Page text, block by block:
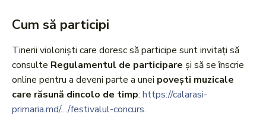
Cum să participi
Tinerii violoniști care doresc să participe sunt invitați să
consulte Regulamentul de participare și să se înscrie
online pentru a deveni parte a unei povești muzicale
care răsună dincolo de timp: https://calarasi-
primaria.md/…/festivalul-concurs.